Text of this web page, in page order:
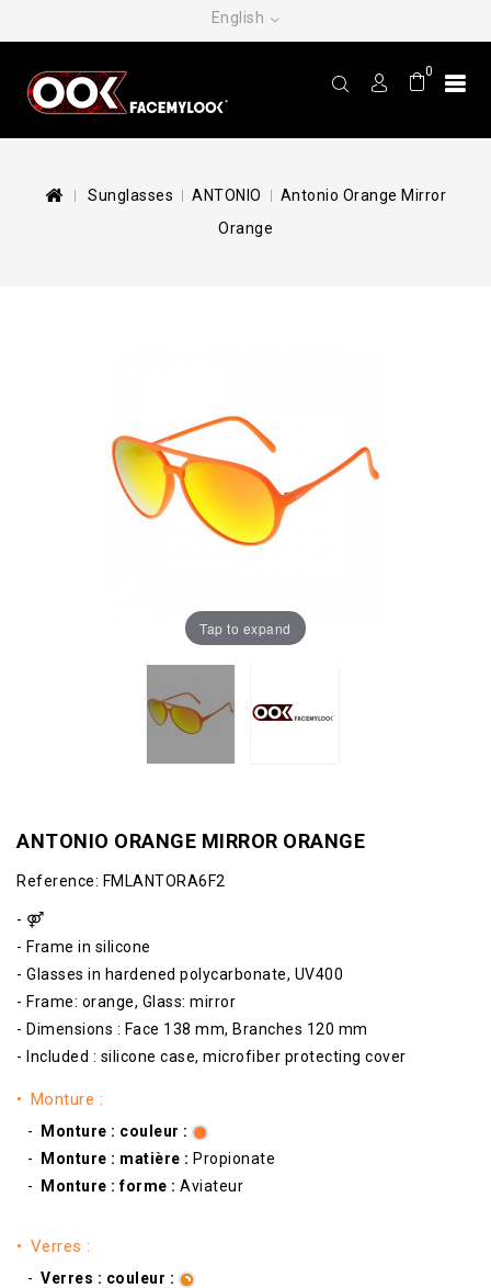
English
0
Sunglasses ANTONIO
Antonio Orange Mirror
Orange
Tap to expand
ANTONIO ORANGE MIRROR ORANGE
Reference: FMLANTORA6F2
- ⚤
- Frame in silicone
- Glasses in hardened polycarbonate, UV400
- Frame: orange, Glass: mirror
- Dimensions : Face 138 mm, Branches 120 mm
- Included : silicone case, microfiber protecting cover
Monture :
Monture : couleur :
Monture : matière : Propionate
Monture : forme : Aviateur
Verres :
Verres : couleur :